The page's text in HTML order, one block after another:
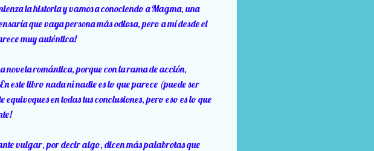
la historia y vamos a conociendo a Magma, una
que vaya persona más odiosa, pero a mí desde el
muy auténtica!
novela romántica, porque con la rama de acción,
este libro nada ni nadie es lo que parece (puede ser
en todas tus conclusiones, pero eso es lo que
vulgar, por decir algo, dicen más palabrotas que